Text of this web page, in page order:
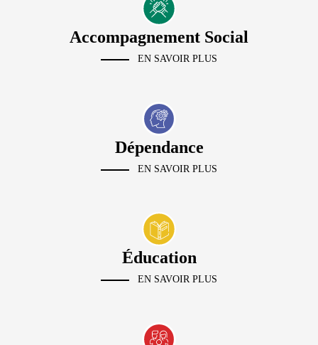
Accompagnement Social
EN SAVOIR PLUS
Dépendance
EN SAVOIR PLUS
Éducation
EN SAVOIR PLUS